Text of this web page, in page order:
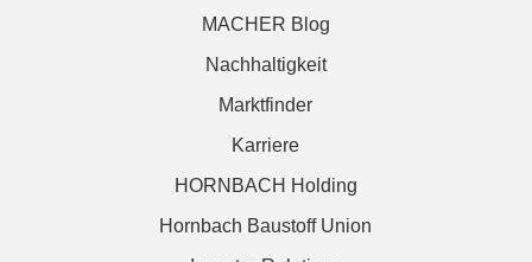
MACHER Blog
Nachhaltigkeit
Marktfinder
Karriere
HORNBACH Holding
Hornbach Baustoff Union